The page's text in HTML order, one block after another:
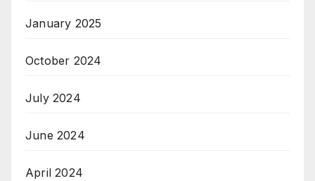
January 2025
October 2024
July 2024
June 2024
April 2024